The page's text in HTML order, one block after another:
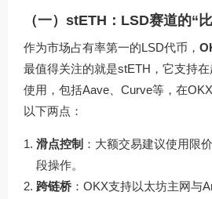
（一）stETH：LSD赛道的“
作为市场占有率第一的LSD代币，
最值得关注的就是stETH，它支持
使用，包括Aave、Curve等，在
以下两点：
滑点控制 ：大额交易建议使用限
段操作。
跨链桥：OKX支持以太坊主网与